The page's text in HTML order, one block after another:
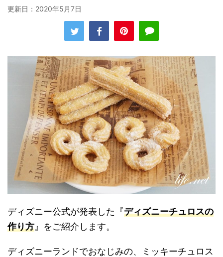
更新日： 2020年5月7日
ディズニー公式が発表した『ディズニーチュロスの
作り方 』をご紹介します。
ディズニーランドでおなじみの、ミッキーチュロス